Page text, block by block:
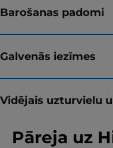
Barošanas padomi
Galvenās iezīmes
Vidējais uzturvielu
Pāreja uz